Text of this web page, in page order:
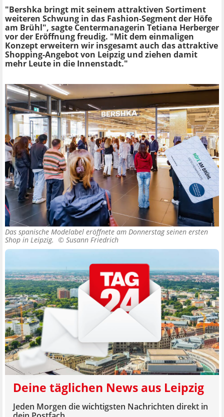
"Bershka bringt mit seinem attraktiven Sortiment
weiteren Schwung in das Fashion-Segment der Höfe
am Brühl", sagte Centermanagerin Tetiana Herberger
vor der Eröffnung freudig. "Mit dem einmaligen
Konzept erweitern wir insgesamt auch das attraktive
Shopping-Angebot von Leipzig und ziehen damit
mehr Leute in die Innenstadt."
Das spanische Modelabel eröffnete am Donnerstag seinen ersten
Shop in Leipzig. © Susann Friedrich
Deine täglichen News aus Leipzig
Jeden Morgen die wichtigsten Nachrichten direkt in